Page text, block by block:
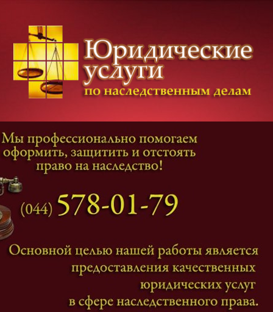
Категории дел
Наследование и Завещание
Оформление наследства
Оспаривание наследства
Адвокат наследственные дела
и Вакансии